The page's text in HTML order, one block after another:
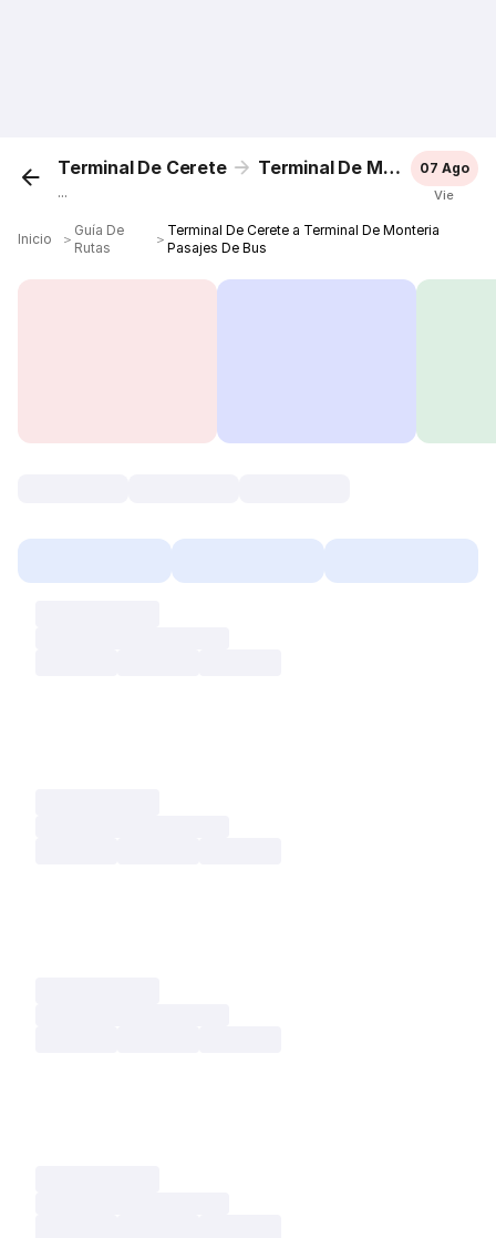
Terminal De Cerete Terminal De Monteria
...
07 Ago
Vie
Inicio ＞
Guía De
Rutas
＞
Terminal De Cerete a Terminal De Monteria
Pasajes De Bus